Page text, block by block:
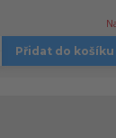
Přidat do košíku